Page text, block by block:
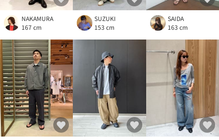
NAKAMURA
167 cm
SUZUKI
153 cm
SAIDA
163 cm